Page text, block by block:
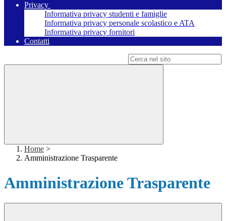
Privacy
Informativa privacy studenti e famiglie
Informativa privacy personale scolastico e ATA
Informativa privacy fornitori
Contatti
Home >
Amministrazione Trasparente
Amministrazione Trasparente